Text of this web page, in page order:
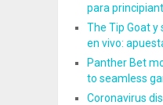
para
The Tip Goat y
en vivo:
Panther Bet
to seamless
Coronavirus